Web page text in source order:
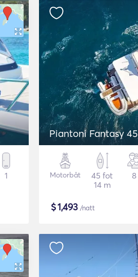
1
Piantoni Fantasy 45
Motorbåt
45 fot
14 m
8
$1,493 /natt